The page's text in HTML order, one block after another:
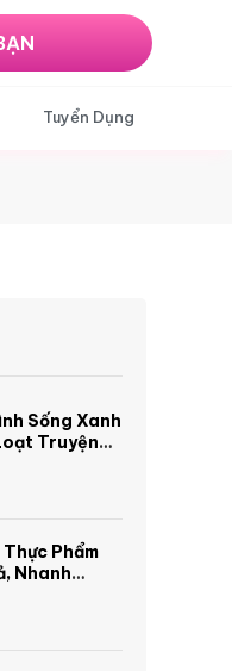
Tuyển Dụng
Sống Xanh
Truyện
Thú Vị
Phẩm
Nhanh